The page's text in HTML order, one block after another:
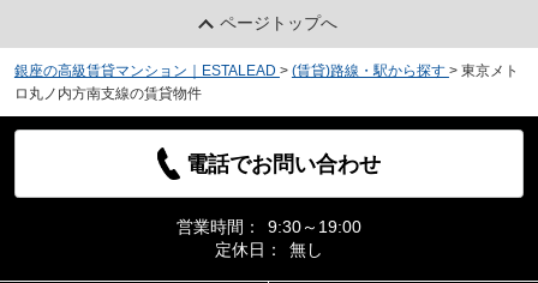
ページトップへ
銀座の高級賃貸マンション｜ESTALEAD > (賃貸)路線・駅から探す > 東京メト
ロ丸ノ内方南支線の賃貸物件
電話でお問い合わせ
営業時間：
9:30～19:00
定休日：
無し